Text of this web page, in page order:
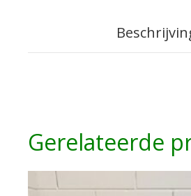
Gerelateerde